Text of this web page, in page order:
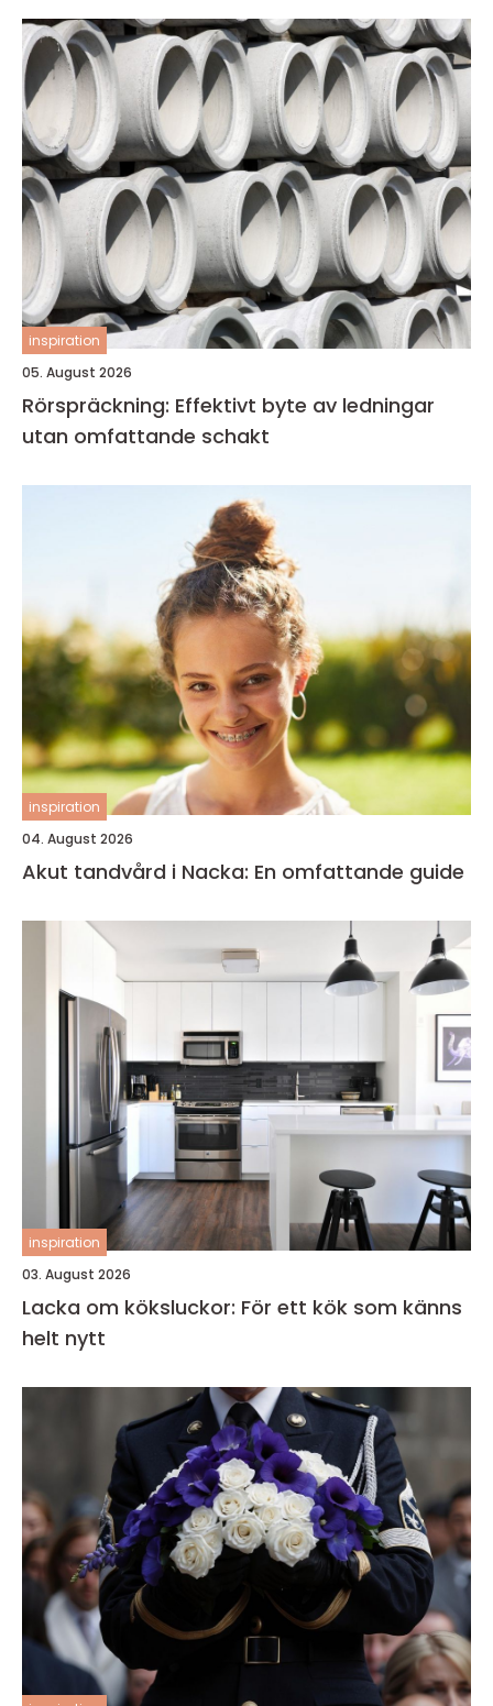
inspiration
05. August 2026
Rörspräckning: Effektivt byte av ledningar
utan omfattande schakt
inspiration
04. August 2026
Akut tandvård i Nacka: En omfattande guide
inspiration
03. August 2026
Lacka om köksluckor: För ett kök som känns
helt nytt